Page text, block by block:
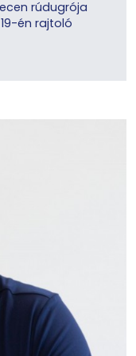
rúdugrója
én rajtoló